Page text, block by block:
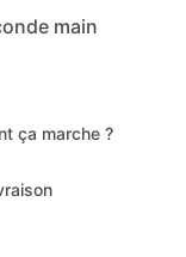
main
ça marche ?